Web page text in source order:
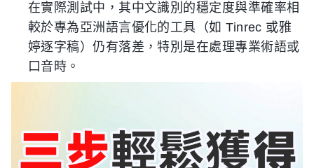
在實際測試中，其中文識別的穩定度與準確率相
較於專為亞洲語言優化的工具（如 Tinrec 或雅
婷逐字稿）仍有落差，特別是在處理專業術語或
口音時。